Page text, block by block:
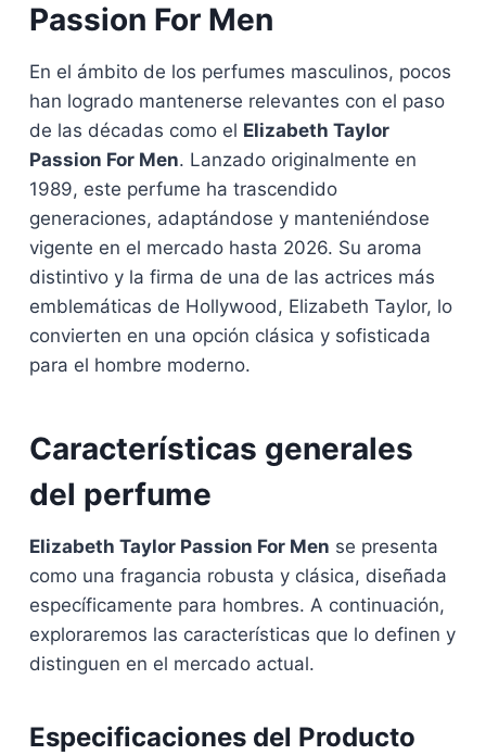
Passion For Men
En el ámbito de los perfumes masculinos, pocos
han logrado mantenerse relevantes con el paso
de las décadas como el Elizabeth Taylor
Passion For Men. Lanzado originalmente en
1989, este perfume ha trascendido
generaciones, adaptándose y manteniéndose
vigente en el mercado hasta 2026. Su aroma
distintivo y la firma de una de las actrices más
emblemáticas de Hollywood, Elizabeth Taylor, lo
convierten en una opción clásica y sofisticada
para el hombre moderno.
Características generales
del perfume
Elizabeth Taylor Passion For Men se presenta
como una fragancia robusta y clásica, diseñada
específicamente para hombres. A continuación,
exploraremos las características que lo definen y
distinguen en el mercado actual.
Especificaciones del Producto